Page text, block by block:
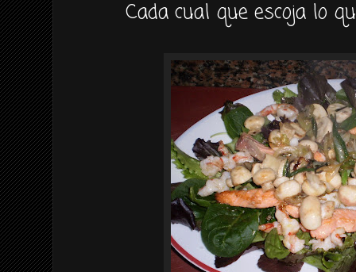
Cada cual que escoja lo